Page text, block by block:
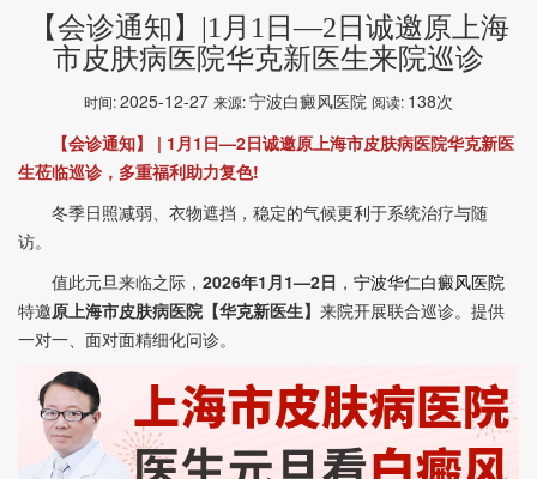
【会诊通知】|1月1日—2日诚邀原上海
市皮肤病医院华克新医生来院巡诊
时间:2025-12-27 来源:宁波白癜风医院 阅读: 138次
【会诊通知】 | 1月1日—2日诚邀原上海市皮肤病医院华克新医
生莅临巡诊，多重福利助力复色!
冬季日照减弱、衣物遮挡，稳定的气候更利于系统治疗与随
访。
值此元旦来临之际， 2026年1月1—2日 ， 宁波华仁白癜风医院
特邀原上海市皮肤病医院【华克新医生】 来院开展联合巡诊。提供
一对一、面对面精细化问诊。